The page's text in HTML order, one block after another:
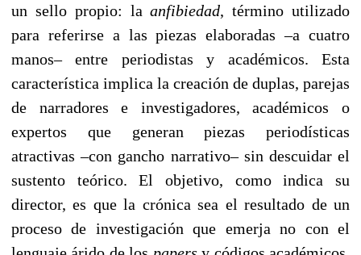
un sello propio: laanfibiedad, término utilizado
para referirse a las piezas elaboradas –a cuatro
manos– entre periodistas y académicos. Esta
característica implica la creación de duplas, parejas
de narradores e investigadores, académicos o
expertos que generan piezas periodísticas
atractivas –con gancho narrativo– sin descuidar el
sustento teórico. El objetivo, como indica su
director, es que la crónica sea el resultado de un
proceso de investigación que emerja no con el